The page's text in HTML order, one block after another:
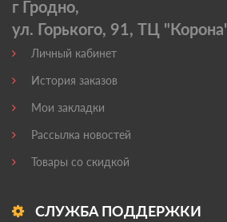
г Гродно,
ул. Горького, 91, ТЦ "Корона'
Личный кабинет
История заказов
Мои закладки
Рассылка новостей
Товары со скидкой
СЛУЖБА ПОДДЕРЖКИ